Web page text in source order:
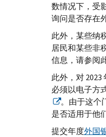
数情况下，受
询问是否存在
此外，某些纳
居民和某些非
信息，请参阅
此外，对
必须以电子方
。由于这个
是否适用于他
提交年度外国